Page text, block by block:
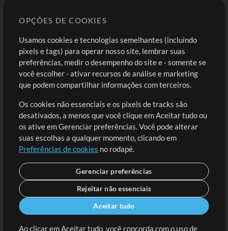
Comprar Créditos
Conteúdo Grátis
Solicite uma Música
Extras
Sessões
Envie seu conteúdo
Playlist
MT Conference
Entre
Cadastre-se
Ir ao carrinho
OPÇÕES DE COOKIES
Usamos cookies e tecnologias semelhantes (incluindo
pixels e tags) para operar nosso site, lembrar suas
preferências, medir o desempenho do site e - somente se
você escolher - ativar recursos de análise e marketing
que podem compartilhar informações com terceiros.
Os cookies não essenciais e os pixels de tracks são
desativados, a menos que você clique em Aceitar tudo ou
os ative em Gerenciar preferências. Você pode alterar
suas escolhas a qualquer momento, clicando em
Preferências de cookies no rodapé.
Gerenciar preferências
Rejeitar não essenciais
Aceitar tudo
Ao clicar em Aceitar tudo, você concorda com o uso de